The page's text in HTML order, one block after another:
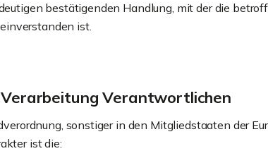
bestätigenden Handlung, mit der die
ist.
Verantwortlichen
sonstiger in den Mitgliedstaaten der
ist die: